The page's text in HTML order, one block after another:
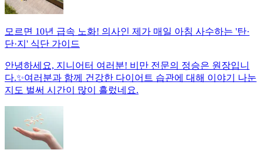
모르면 10년 급속 노화! 의사인 제가 매일 아침 사수하는 '탄·
단·지' 식단 가이드
안녕하세요, 지니어터 여러분! 비만 전문의 정승은 원장입니
다.✨여러분과 함께 건강한 다이어트 습관에 대해 이야기 나눈
지도 벌써 시간이 많이 흘렀네요.